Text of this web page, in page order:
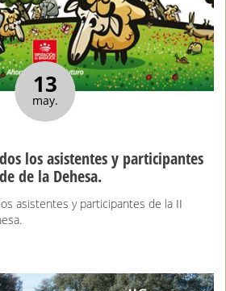
13
may.
los asistentes y participantes
de la Dehesa.
asistentes y participantes de la II